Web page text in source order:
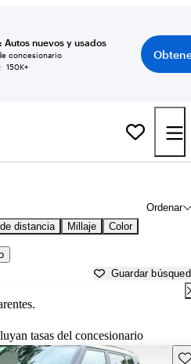
Autos nuevos y usados
concesionario
150K+
Ordenar
distancia Millaje Color
Guardar
tasas del concesionario